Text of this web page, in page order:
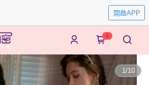
開啟APP
0
1/10